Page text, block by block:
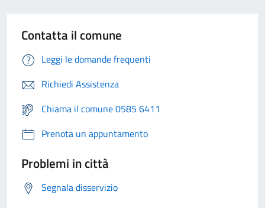
Contatta il comune
Leggi le domande frequenti
Richiedi Assistenza
Chiama il comune 0585 6411
Prenota un appuntamento
Problemi in città
Segnala disservizio